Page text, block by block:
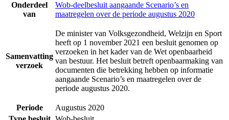
Onderdeel
van
Wob-deelbesluit aangaande Scenario’s en
maatregelen over de periode augustus 2020
Samenvatting
verzoek
De minister van Volksgezondheid, Welzijn en Sport
heeft op 1 november 2021 een besluit genomen op
verzoeken in het kader van de Wet openbaarheid
van bestuur. Het besluit betreft openbaarmaking van
documenten die betrekking hebben op informatie
aangaande Scenario’s en maatregelen over de
periode augustus 2020.
Periode
Augustus 2020